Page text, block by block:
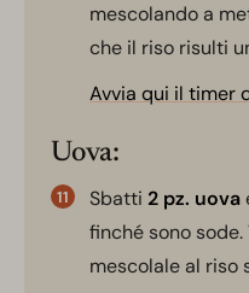
mescolando a
che il riso risulti
Avvia qui il timer
Uova:
Sbatti 2 pz. uova
finché sono
mescolale al riso